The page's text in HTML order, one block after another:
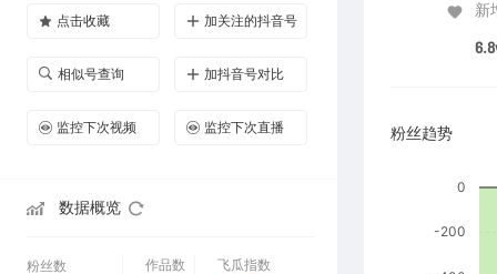
点击收藏 加关注的抖音号
相似号查询 加抖音号对比
监控下次视频 监控下次直播
数据概览
粉丝数 作品数 飞瓜指数
新
粉丝趋势